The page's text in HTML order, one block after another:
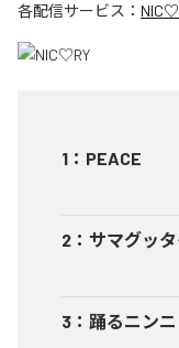
各配信サービス：
1 ： PEACE
2 ： サマグッ
3 ： 踊るニン